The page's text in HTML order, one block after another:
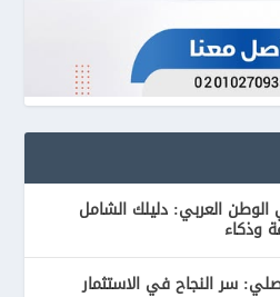
العربي: دليلك الشامل
وذكاء
سر النجاح في الاستثمار